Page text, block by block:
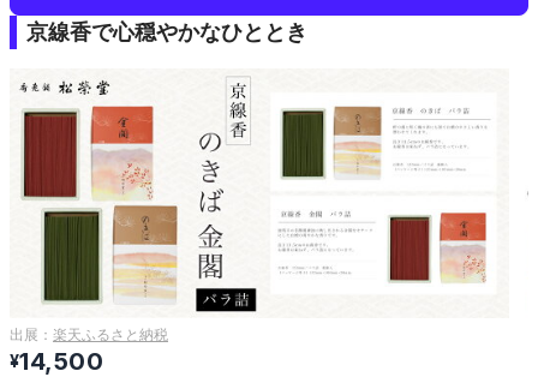
京線香で心穏やかなひととき
出展： 楽天ふるさと納税
¥14,500